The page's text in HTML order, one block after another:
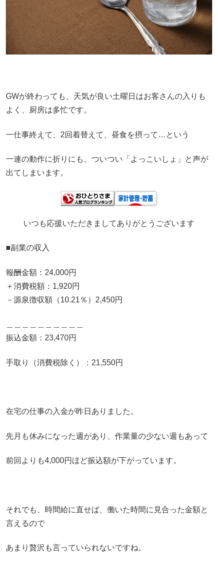
GWが終わっても、天気が良い土曜日はお客さんの入りも
よく、厨房は多忙です。
一仕事終えて、2回着替えて、昼食を摂って…という
一連の動作に折りにも、ついつい「よっこいしょ」と声が
出てしまいます。
いつも応援いただきましてありがとうございます
■副業の収入
報酬金額：24,000円
＋消費税額：1,920円
－源泉徴収額（10.21％）2,450円
振込金額：23,470円
手取り（消費税除く）：21,550円
在宅の仕事の入金が昨日ありました。
先月も休みになった週があり、作業量の少ない週もあって
前回よりも4,000円ほど振込額が下がっています。
それでも、時間給に直せば、働いた時間に見合った金額と
言えるので
あまり贅沢も言っていられないですね。